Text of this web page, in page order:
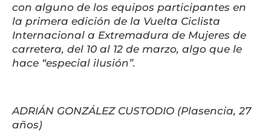
con alguno de los equipos participantes en
la primera edición de la Vuelta Ciclista
Internacional a Extremadura de Mujeres de
carretera, del 10 al 12 de marzo, algo que le
hace “especial ilusión”.
ADRIÁN GONZÁLEZ CUSTODIO (Plasencia, 27
años)